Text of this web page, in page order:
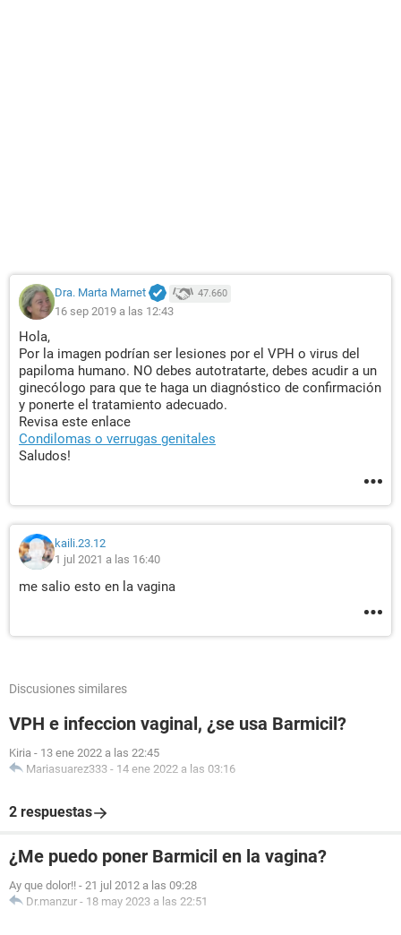
Dra. Marta Marnet 47.660
16 sep 2019 a las 12:43
Hola,
Por la imagen podrían ser lesiones por el VPH o virus del
papiloma humano. NO debes autotratarte, debes acudir a un
ginecólogo para que te haga un diagnóstico de confirmación
y ponerte el tratamiento adecuado.
Revisa este enlace
Condilomas o verrugas genitales
Saludos!
kaili.23.12
1 jul 2021 a las 16:40
me salio esto en la vagina
Discusiones similares
VPH e infeccion vaginal, ¿se usa Barmicil?
Kiria - 13 ene 2022 a las 22:45
Mariasuarez333 - 14 ene 2022 a las 03:16
2 respuestas
¿Me puedo poner Barmicil en la vagina?
Ay que dolor!! - 21 jul 2012 a las 09:28
Dr.manzur - 18 may 2023 a las 22:51